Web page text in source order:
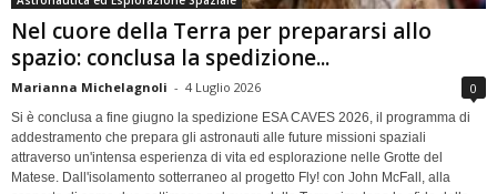
Nel cuore della Terra per prepararsi allo
spazio: conclusa la spedizione...
Marianna Michelagnoli - 4 Luglio 2026 0
Si è conclusa a fine giugno la spedizione ESA CAVES 2026, il programma di
addestramento che prepara gli astronauti alle future missioni spaziali
attraverso un'intensa esperienza di vita ed esplorazione nelle Grotte del
Matese. Dall'isolamento sotterraneo al progetto Fly! con John McFall, alla